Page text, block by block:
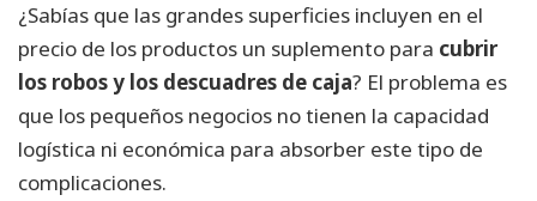
¿Sabías que las grandes superficies incluyen en el
precio de los productos un suplemento para cubrir
los robos y los descuadres de caja? El problema es
que los pequeños negocios no tienen la capacidad
logística ni económica para absorber este tipo de
complicaciones.